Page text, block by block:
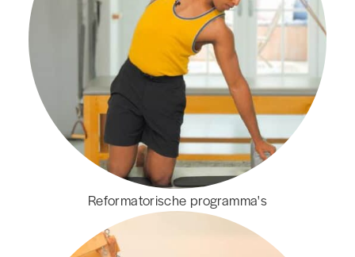
Reformatorische programma's